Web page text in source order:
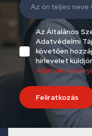
Az Általános
Adatvédelmi
követően
hírlevelet
Adatvédelmi
Feliratkozás